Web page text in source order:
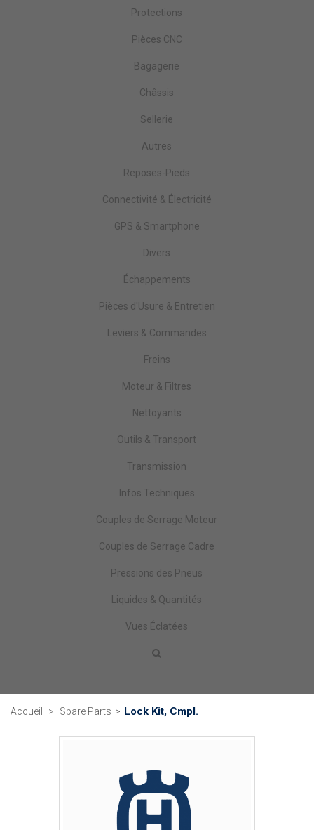
Protections
Pièces CNC
Bagagerie
Châssis
Sellerie
Autres
Reposes-Pieds
Connectivité & Électricité
GPS & Smartphone
Divers
Échappements
Pièces d'Usure & Entretien
Leviers & Commandes
Freins
Moteur & Filtres
Nettoyants
Outils & Transport
Transmission
Infos Techniques
Couples de Serrage Moteur
Couples de Serrage Cadre
Pressions des Pneus
Liquides & Quantités
Vues Éclatées
Accueil > Spare Parts > Lock Kit, Cmpl.